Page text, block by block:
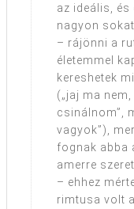
az ideális, és
nagyon sokat
– rájönni a
életemmel
kereshetek
(„jaj ma
csinálnom”,
vagyok”),
fognak abba
amerre
– ehhez
rimtusa volt